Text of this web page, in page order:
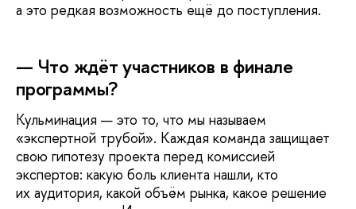
а это редкая возможность ещё до поступления.
— Что ждёт участников в финале
программы?
Кульминация — это то, что мы называем
«экспертной трубой». Каждая команда защищает
свою гипотезу проекта перед комиссией
экспертов: какую боль клиента нашли, кто
их аудитория, какой объём рынка, какое решение